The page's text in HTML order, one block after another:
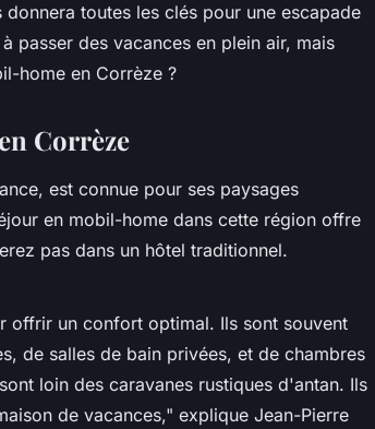
donnera toutes les clés pour une escapade
passer des vacances en plein air, mais
home en Corrèze ?
Corrèze
est connue pour ses paysages
en mobil-home dans cette région offre
pas dans un hôtel traditionnel.
offrir un confort optimal. Ils sont souvent
de salles de bain privées, et de chambres
loin des caravanes rustiques d'antan. Ils
de vacances," explique Jean-Pierre